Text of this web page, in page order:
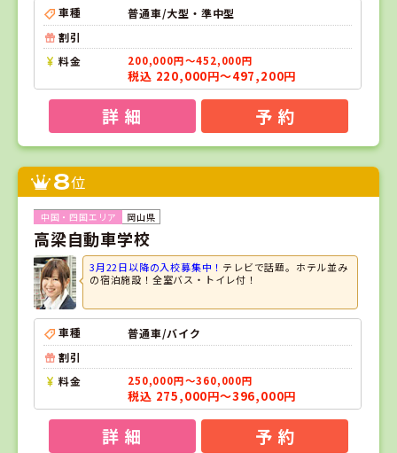
車種
普通車/大型・準中型
割引
料金
200,000円～452,000円
税込 220,000円～497,200円
詳 細 予 約
8位
岡山県
高梁自動車学校
3月22日以降の入校募集中！ テレビで話題。ホテル並み
の宿泊施設！全室バス・トイレ付！
車種
普通車/バイク
割引
料金
250,000円～360,000円
税込 275,000円～396,000円
詳 細 予 約